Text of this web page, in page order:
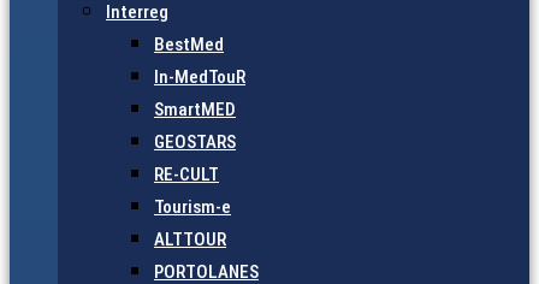
Interreg
BestMed
In-MedTouR
SmartMED
GEOSTARS
RE-CULT
Tourism-e
ALTTOUR
PORTOLANES